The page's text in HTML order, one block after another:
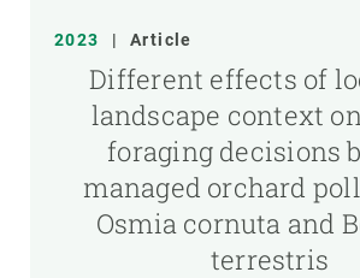
2023 | Article
Different effects of
landscape context
foraging decisions
managed orchard
Osmia cornuta and
terrestris